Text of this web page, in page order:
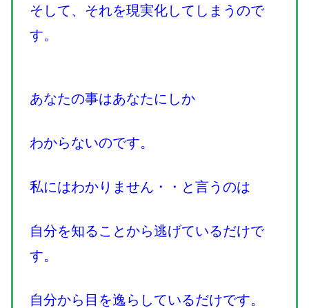
そして、それを現実化してしまうので
す。
あなたの事はあなたにしか
わからないのです。
私にはわかりません・・と言うのは
自分を知ることから逃げているだけで
す。
自分から目を逸らしているだけです。